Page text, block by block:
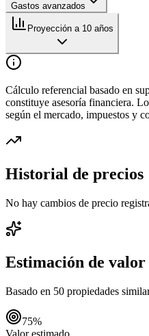
Gastos avanzados
Proyección a 10 años
Cálculo referencial basado en
constituye asesoría financiera.
según el mercado, impuestos y
Historial de precios
No hay cambios de precio
Estimación de valor
Basado en 50 propiedades
75%
Valor estimado